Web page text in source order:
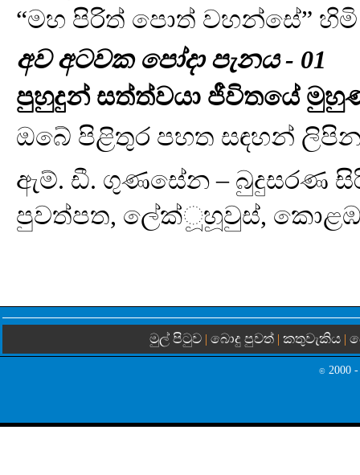
“මහ පිරිත් පොත් වහන්සේ”
අව අටවක පෝදා පැනය - 01
පුහුදුන් සත්ත්වයා ජීවිතයේ
ඔබේ පිළිතුර පහත සඳහන්
ඇම්. ඩී. ගුණසේන – බුදුසරණ
පුවත්පත, ලේක්ූහූවුස්, කොළඹ
මුල් පිටුව | බොදු පුවත් | කතුවැකිය |
© 2000